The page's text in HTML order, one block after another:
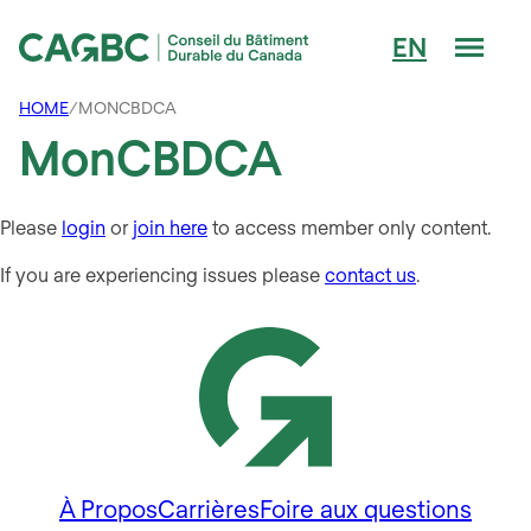
EN
HOME/MONCBDCA
MonCBDCA
Please login or join here to access member only content.
If you are experiencing issues pleasecontact us.
À ProposCarrièresFoire aux questions